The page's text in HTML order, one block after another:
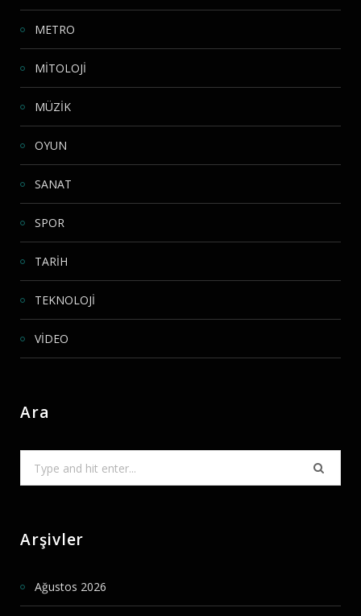
METRO
MİTOLOJİ
MÜZİK
OYUN
SANAT
SPOR
TARİH
TEKNOLOJİ
VİDEO
Ara
Arşivler
Ağustos 2026